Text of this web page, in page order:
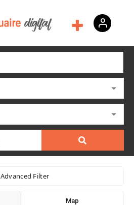
Advanced Filter
Map